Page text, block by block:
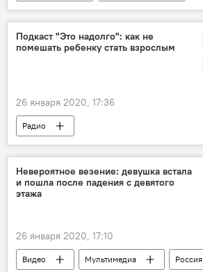
Узбекистан
Инвестиции
фондовая биржа
Подкаст "Это надолго": как не
помешать ребенку стать взрослым
26 января 2020, 17:36
Радио
Невероятное везение: девушка встала
и пошла после падения с девятого
этажа
26 января 2020, 17:10
Видео Мультимедиа
Россия